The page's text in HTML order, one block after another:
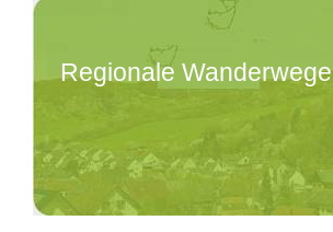
Regionale Wanderwege